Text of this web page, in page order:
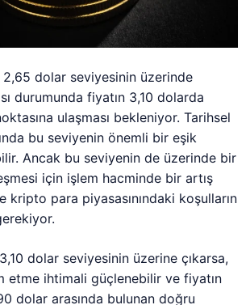
2,65 dolar seviyesinin üzerinde
durumunda fiyatın 3,10 dolarda
ulaşması bekleniyor. Tarihsel
bu seviyenin önemli bir eşik
Ancak bu seviyenin de üzerinde bir
için işlem hacminde bir artış
kripto para piyasasınındaki koşulların
dolar seviyesinin üzerine çıkarsa,
etme ihtimali güçlenebilir ve fiyatın
dolar arasında bulunan doğru